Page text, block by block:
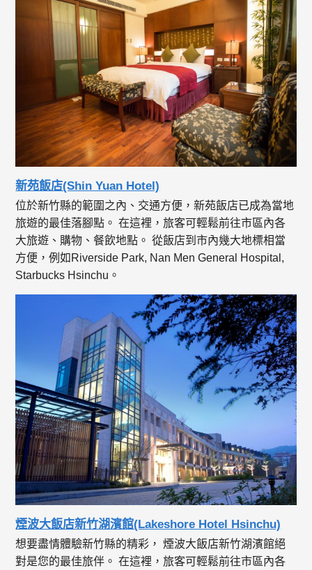
新苑飯店(Shin Yuan Hotel)
位於新竹縣的範圍之內、交通方便，新苑飯店已成為當地
旅遊的最佳落腳點。 在這裡，旅客可輕鬆前往市區內各
大旅遊、購物、餐飲地點。 從飯店到市內幾大地標相當
方便，例如Riverside Park, Nan Men General Hospital,
Starbucks Hsinchu。
煙波大飯店新竹湖濱館(Lakeshore Hotel Hsinchu)
想要盡情體驗新竹縣的精彩， 煙波大飯店新竹湖濱館絕
對是您的最佳旅伴。 在這裡，旅客可輕鬆前往市區內各